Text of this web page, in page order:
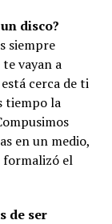
disco?
siempre
vayan a
cerca de ti
tiempo la
en un medio,
formalizó el
de ser